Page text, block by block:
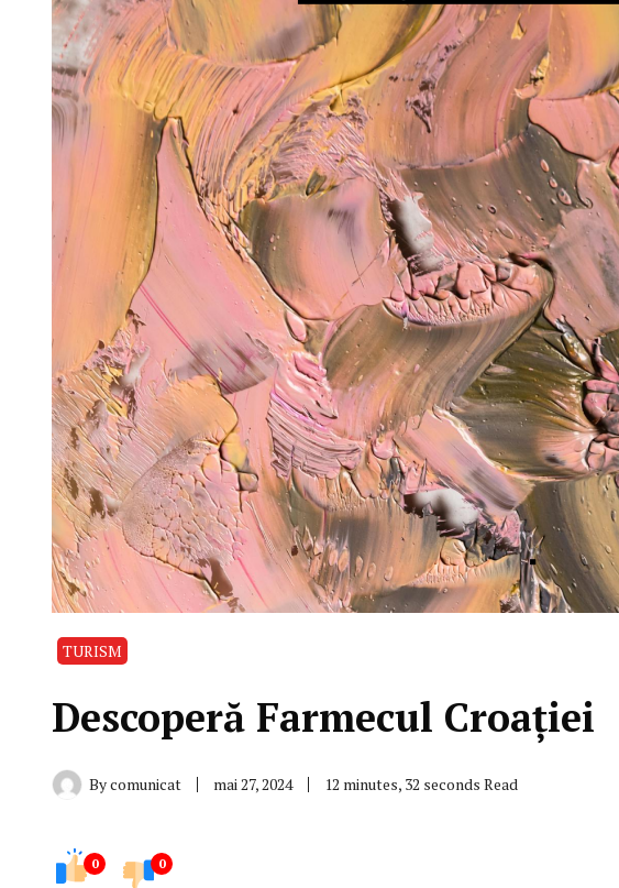
TURISM
Descoperă Farmecul Croației
Bycomunicat mai 27, 2024 12 minutes, 32 seconds Read
0 0